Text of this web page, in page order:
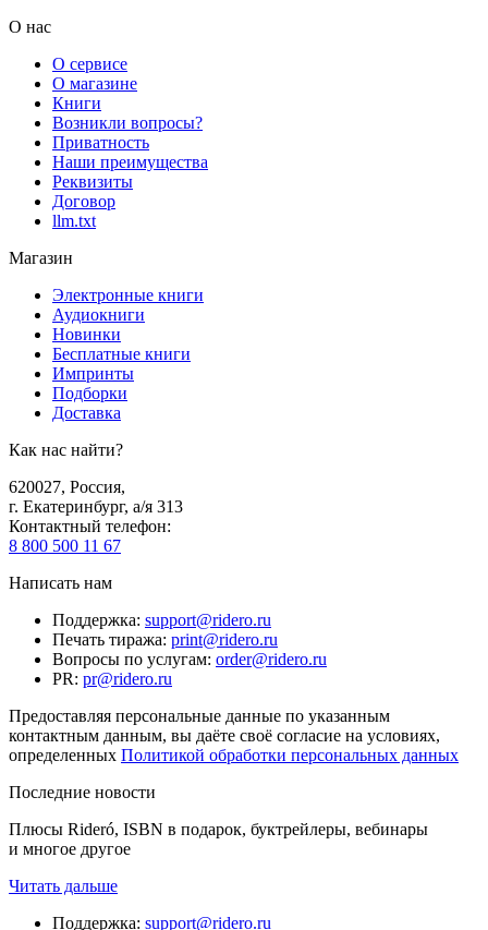
О нас
О сервисе
О магазине
Книги
Возникли вопросы?
Приватность
Наши преимущества
Реквизиты
Договор
llm.txt
Магазин
Электронные книги
Аудиокниги
Новинки
Бесплатные книги
Импринты
Подборки
Доставка
Как нас найти?
620027, Россия,
г. Екатеринбург, а/я 313
Контактный телефон:
8 800 500 11 67
Написать нам
Поддержка: support@ridero.ru
Печать тиража: print@ridero.ru
Вопросы по услугам: order@ridero.ru
PR: pr@ridero.ru
Предоставляя персональные данные по указанным
контактным данным, вы даёте своё согласие на условиях,
определенных Политикой обработки персональных данных
Последние новости
Плюсы Rideró, ISBN в подарок, буктрейлеры, вебинары
и многое другое
Читать дальше
Поддержка: support@ridero.ru